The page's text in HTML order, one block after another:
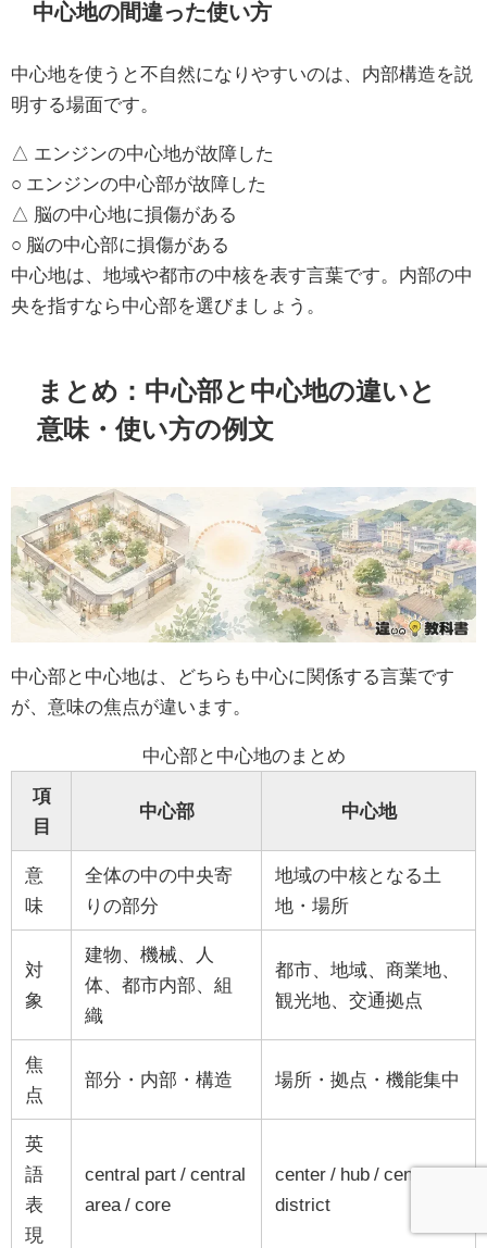
中心地の間違った使い方
中心地を使うと不自然になりやすいのは、内部構造を説
明する場面です。
△ エンジンの中心地が故障した
○ エンジンの中心部が故障した
△ 脳の中心地に損傷がある
○ 脳の中心部に損傷がある
中心地は、地域や都市の中核を表す言葉です。内部の中
央を指すなら中心部を選びましょう。
まとめ：中心部と中心地の違いと
意味・使い方の例文
中心部と中心地は、どちらも中心に関係する言葉です
が、意味の焦点が違います。
中心部と中心地のまとめ
項
目
中心部 中心地
意
味
全体の中の中央寄
りの部分
地域の中核となる土
地・場所
対
象
建物、機械、人
体、都市内部、組
織
都市、地域、商業地、
観光地、交通拠点
焦
点
部分・内部・構造 場所・拠点・機能集中
英
語
表
現
central part / central
area / core
center / hub / central
district